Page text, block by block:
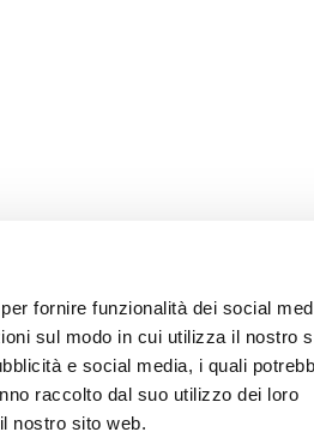
fornire funzionalità dei social
sul modo in cui utilizza il nostro
e social media, i quali
raccolto dal suo utilizzo dei loro
nostro sito web.